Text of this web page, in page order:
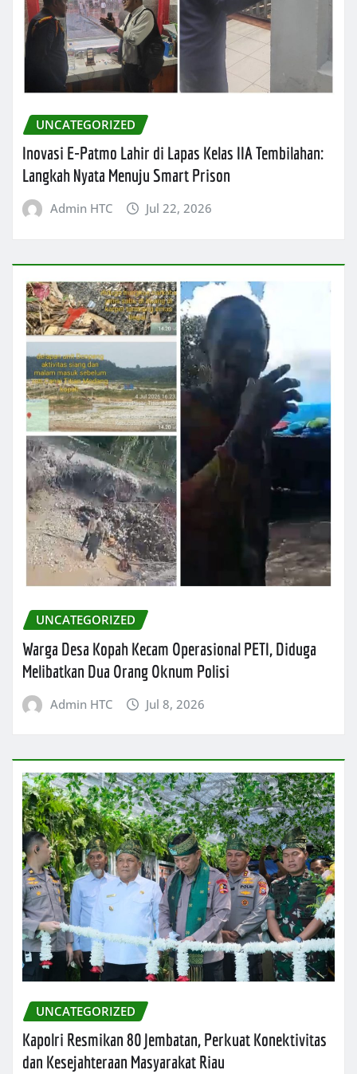
UNCATEGORIZED
Inovasi E-Patmo Lahir di Lapas Kelas IIA Tembilahan:
Langkah Nyata Menuju Smart Prison
Admin HTC Jul 22, 2026
UNCATEGORIZED
Warga Desa Kopah Kecam Operasional PETI, Diduga
Melibatkan Dua Orang Oknum Polisi
Admin HTC Jul 8, 2026
UNCATEGORIZED
Kapolri Resmikan 80 Jembatan, Perkuat Konektivitas
dan Kesejahteraan Masyarakat Riau